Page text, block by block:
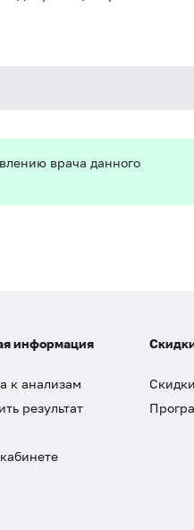
врача данного
информация
к анализам
результат